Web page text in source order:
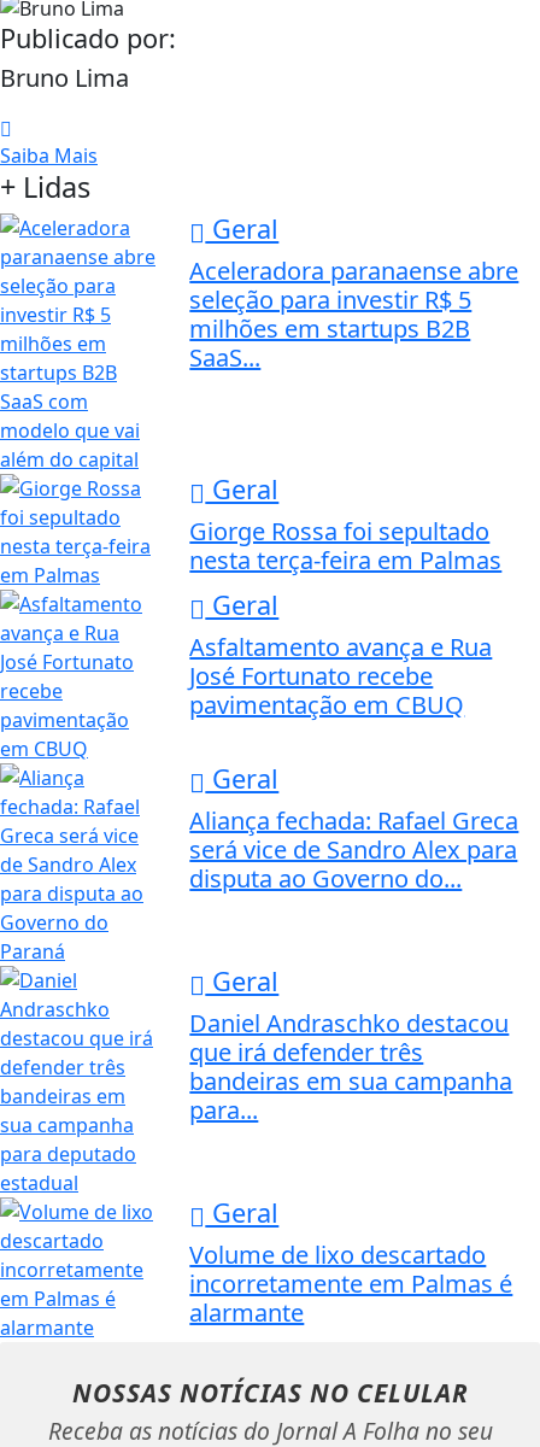
Publicado por:
Bruno Lima
Saiba Mais
+ Lidas
Geral
Aceleradora paranaense abre
seleção para investir R$ 5
milhões em startups B2B
SaaS...
Geral
Giorge Rossa foi sepultado
nesta terça-feira em Palmas
Geral
Asfaltamento avança e Rua
José Fortunato recebe
pavimentação em CBUQ
Geral
Aliança fechada: Rafael Greca
será vice de Sandro Alex para
disputa ao Governo do...
Geral
Daniel Andraschko destacou
que irá defender três
bandeiras em sua campanha
para...
Geral
Volume de lixo descartado
incorretamente em Palmas é
alarmante
NOSSAS NOTÍCIAS NO CELULAR
Receba as notícias do Jornal A Folha no seu